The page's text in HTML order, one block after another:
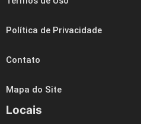
Política de Privacidade
Contato
Mapa do Site
Locais